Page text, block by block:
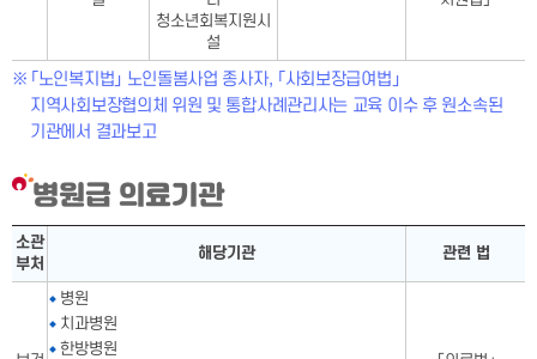
청소년회복지원시
설
「노인복지법」 노인돌봄사업 종사자, 「사회보장급여법」
지역사회보장협의체 위원 및 통합사례관리사는 교육 이수 후 원소속된
기관에서 결과보고
병원급 의료기관
병원급 의료기관표-소관 부처,해당기관, 관련 법으로 구성
소관
부처
해당기관 관련 법
병원
치과병원
한방병원